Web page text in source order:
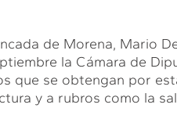
de Morena, Mario
la Cámara de
que se obtengan por
y a rubros como la